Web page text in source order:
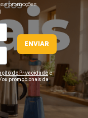
e promoções
ENVIAR
de Privacidadee
promocionais da